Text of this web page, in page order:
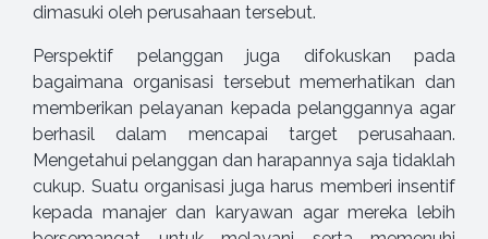
dimasuki oleh perusahaan tersebut.
Perspektif pelanggan juga difokuskan pada
bagaimana organisasi tersebut memerhatikan dan
memberikan pelayanan kepada pelanggannya agar
berhasil dalam mencapai target perusahaan.
Mengetahui pelanggan dan harapannya saja tidaklah
cukup. Suatu organisasi juga harus memberi insentif
kepada manajer dan karyawan agar mereka lebih